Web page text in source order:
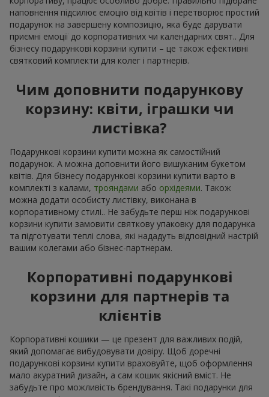
наповнення підсилює емоцію від квітів і перетворює простий
подарунок на завершену композицію, яка буде дарувати
приємні емоції до корпоративних чи календарних свят.. Для
бізнесу подарункові корзини купити – це також ефективні
святковий комплекти для колег і партнерів.
Чим доповнити подарункову
корзину: квіти, іграшки чи
листівка?
Подарункові корзини купити можна як самостійний
подарунок. А можна доповнити його вишуканим букетом
квітів. Для бізнесу подарункові корзини купити варто в
комплекті з калами, трояндами або орхідеями. Також
можна додати особисту листівку, виконана в
корпоративному стилі.. Не забудьте перш ніж подарункові
корзини купити замовити святкову упаковку для подарунка
та підготувати теплі слова, які нададуть відповідний настрій
вашим колегами або бізнес-партнерам.
Корпоративні подарункові
корзини для партнерів та
клієнтів
Корпоративні кошики — це презент для важливих подій,
який допомагає вибудовувати довіру. Щоб доречні
подарункові корзини купити враховуйте, щоб оформлення
мало акуратний дизайн, а сам кошик якісний вміст. Не
забудьте про можливість брендування. Такі подарунки для